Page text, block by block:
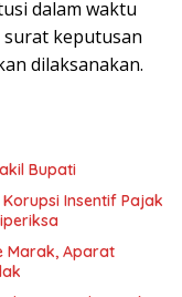
dalam waktu
keputusan
dilaksanakan.
Bupati
Insentif Pajak
Marak, Aparat